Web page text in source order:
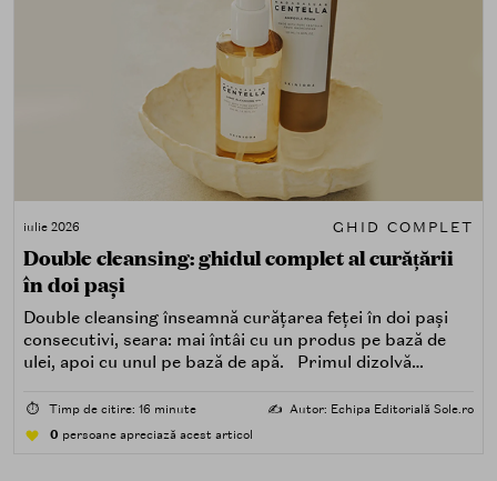
iulie 2026 GHID COMPLET
Double cleansing: ghidul complet al curățării
în doi pași
Double cleansing înseamnă curățarea feței în doi pași
consecutivi, seara: mai întâi cu un produs pe bază de
ulei, apoi cu unul pe bază de apă. Primul dizolvă
poluare. Al doilea îndepărtează impuritățile solubile în
⏱️ Timp de citire: 16 minute ✍️ Autor: Echipa Editorială Sole.ro
0 persoane apreciază acest articol